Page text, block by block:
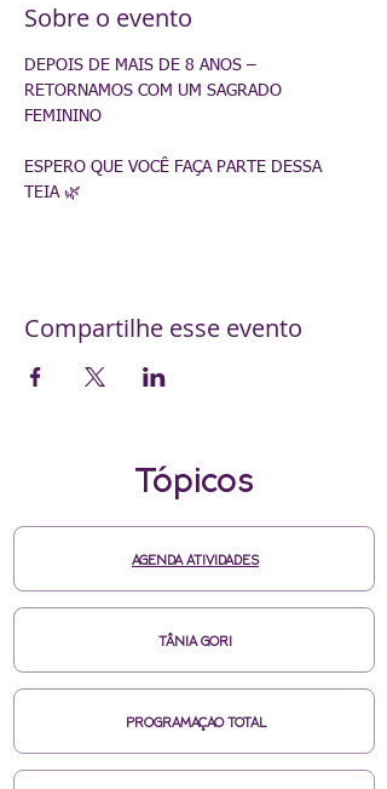
Sobre o evento
DEPOIS DE MAIS DE 8 ANOS –
RETORNAMOS COM UM SAGRADO
FEMININO
ESPERO QUE VOCÊ FAÇA PARTE DESSA
TEIA 🌿
Compartilhe esse evento
Tópicos
AGENDA ATIVIDADES
TÂNIA GORI
PROGRAMAÇAO TOTAL